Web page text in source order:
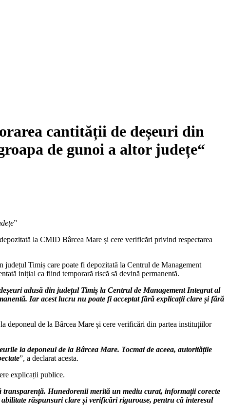
cantității de deșeuri din
de gunoi a altor județe“
”
la CMID Bârcea Mare și cere verificări privind respectarea
Timiș care poate fi depozitată la Centrul de Management
inițial ca fiind temporară riscă să devină permanentă.
adusă din județul Timiș la Centrul de Management Integrat al
Iar acest lucru nu poate fi acceptat fără explicații clare și fără
deponeul de la Bârcea Mare și cere verificări din partea instituțiilor
la deponeul de la Bârcea Mare. Tocmai de aceea, autoritățile
”, a declarat acesta.
explicații publice.
transparență. Hunedorenii merită un mediu curat, informații corecte
răspunsuri clare și verificări riguroase, pentru că interesul